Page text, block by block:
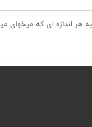
به هر اندازه ای که میخوای